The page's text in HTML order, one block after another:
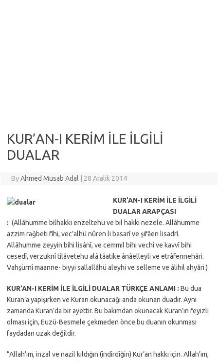
KUR’AN-I KERİM İLE İLGİLİ
DUALAR
ByAhmed Musab Adal 28 Aralık 2014
KUR’AN-I KERİM İLE İLGİLİ
DUALAR ARAPÇASI
: (Allâhumme bilhakki enzeltehü ve bil hakki nezele. Allâhumme
azzim rağbeti fîhi, vec’alhü nûren li basarî ve şifâen lisadrî.
Allâhumme zeyyin bihi lisânî, ve cemmil bihi vechî ve kavvî bihi
cesedî, verzuknî tilâvetehu alâ tâatike ânâelleyli ve etrâfennehâri.
Vahşürnî maanne- biyyi sallallâhü aleyhi ve selleme ve âlihil ahyâri.)
KUR’AN-I KERİM İLE İLGİLİ DUALAR TÜRKÇE ANLAMI : Bu dua
Kuran’a yapışırken ve Kuran okunacağı anda okunan duadır. Aynı
zamanda Kuran’da bir ayettir. Bu bakımdan okunacak Kuran’ın feyizli
olması için, Euzü-Besmele çekmeden önce bu duanın okunması
faydadan uzak değildir.
“Allah’ım, inzal ve nazil kıldığın (indirdiğin) Kur’an hakkı için. Allah’ım,